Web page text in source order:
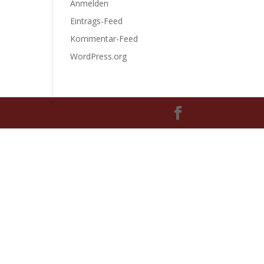
Anmelden
Eintrags-Feed
Kommentar-Feed
WordPress.org